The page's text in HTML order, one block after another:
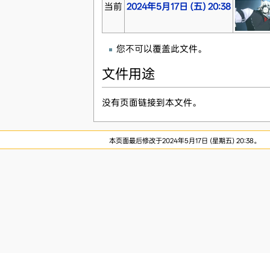
当前 2024年5月17日 (五) 20:38
您不可以覆盖此文件。
文件用途
没有页面链接到本文件。
本页面最后修改于2024年5月17日 (星期五) 20:38。